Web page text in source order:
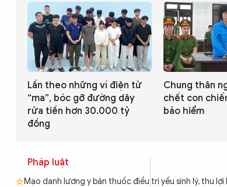
QUỐC TẾ
VĂN HÓA - THỂ THAO
BẠN ĐỌC & CAND
Podcast
Lần theo những ví điện tử
“ma”, bóc gỡ đường dây
rửa tiền hơn 30.000 tỷ
đồng
Chung thân
chết con
bảo hiểm
Pháp luật
Mạo danh lương y bán thuốc điều trị yếu sinh lý, thu lợi